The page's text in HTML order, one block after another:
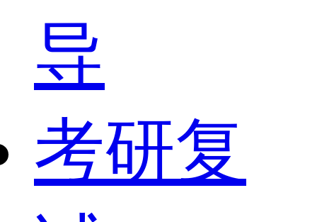
导
考研复